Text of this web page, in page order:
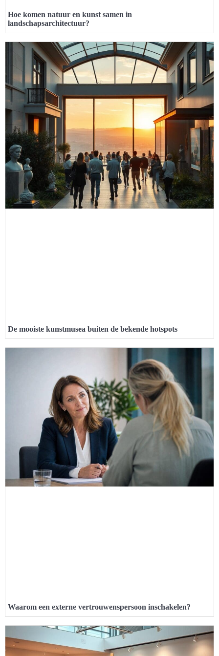
Hoe komen natuur en kunst samen in
landschapsarchitectuur?
De mooiste kunstmusea buiten de bekende hotspots
Waarom een externe vertrouwenspersoon inschakelen?